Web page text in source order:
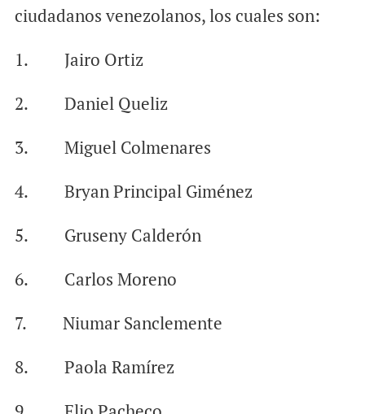
ciudadanos venezolanos, los cuales son:
1. Jairo Ortiz
2. Daniel Queliz
3. Miguel Colmenares
4. Bryan Principal Giménez
5. Gruseny Calderón
6. Carlos Moreno
7. Niumar Sanclemente
8. Paola Ramírez